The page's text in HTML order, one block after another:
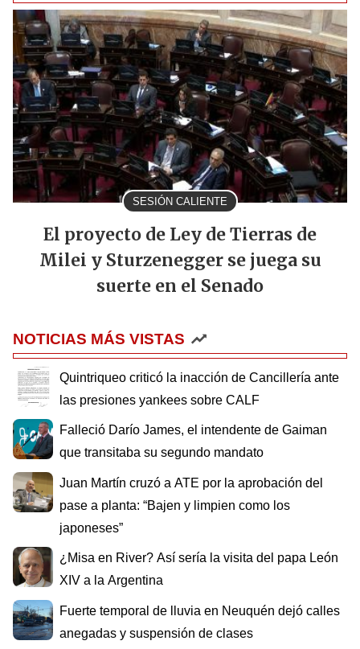
SESIÓN CALIENTE
El proyecto de Ley de Tierras de
Milei y Sturzenegger se juega su
suerte en el Senado
NOTICIAS MÁS VISTAS
Quintriqueo criticó la inacción de Cancillería ante
las presiones yankees sobre CALF
Falleció Darío James, el intendente de Gaiman
que transitaba su segundo mandato
Juan Martín cruzó a ATE por la aprobación del
pase a planta: “Bajen y limpien como los
japoneses”
¿Misa en River? Así sería la visita del papa León
XIV a la Argentina
Fuerte temporal de lluvia en Neuquén dejó calles
anegadas y suspensión de clases